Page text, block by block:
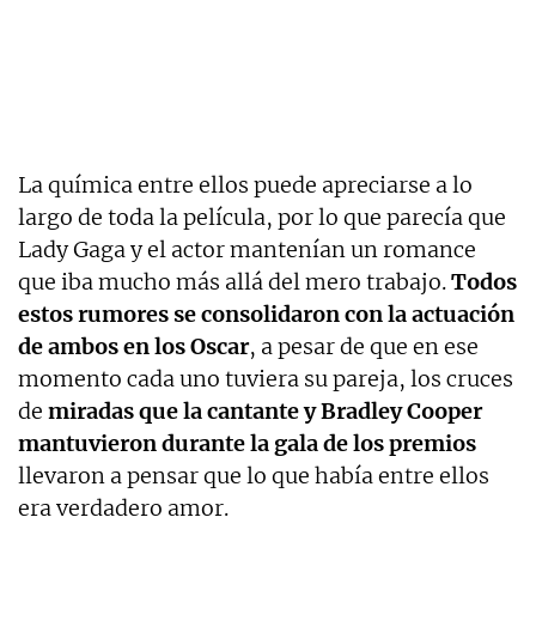
La química entre ellos puede apreciarse a lo
largo de toda la película, por lo que parecía que
Lady Gaga y el actor mantenían un romance
que iba mucho más allá del mero trabajo.Todos
estos rumores se consolidaron con la actuación
de ambos en los Oscar, a pesar de que en ese
momento cada uno tuviera su pareja, los cruces
de miradas que la cantante y Bradley Cooper
mantuvieron durante la gala de los premios
llevaron a pensar que lo que había entre ellos
era verdadero amor.